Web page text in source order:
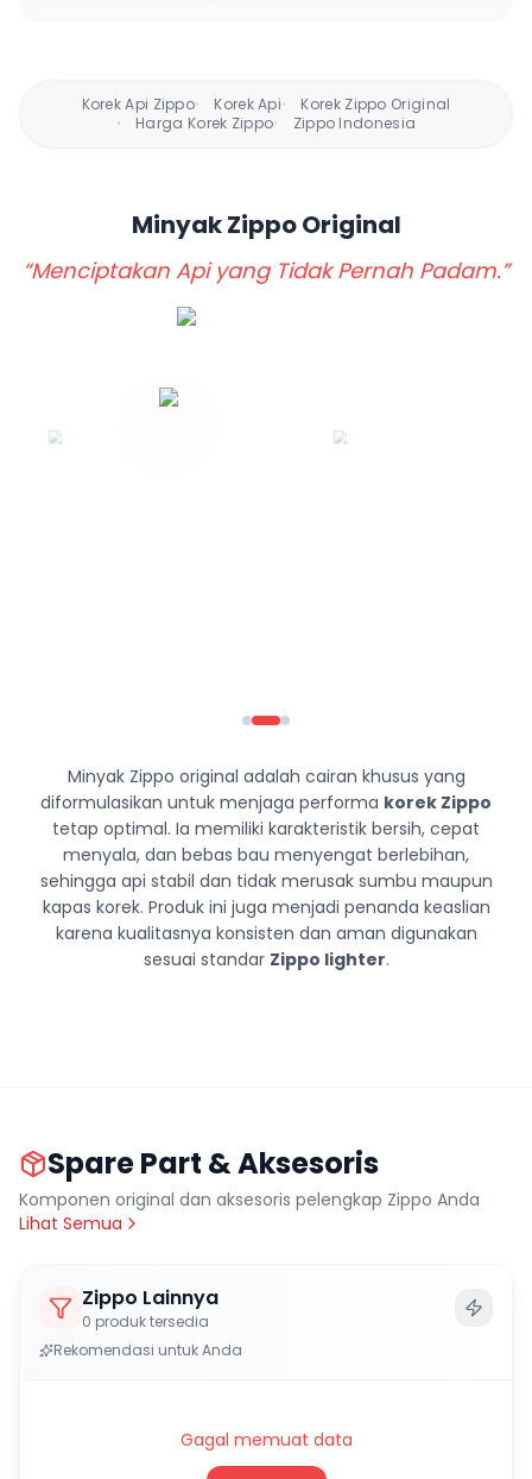
Korek Api Zippo• Korek Api• Korek Zippo Original
• Harga Korek Zippo• Zippo Indonesia
Minyak ZippoOriginal
“Menciptakan Api yang Tidak Pernah Padam.”
Minyak Zippo original adalah cairan khusus yang
diformulasikan untuk menjaga performa korek Zippo
tetap optimal. Ia memiliki karakteristik bersih, cepat
menyala, dan bebas bau menyengat berlebihan,
sehingga api stabil dan tidak merusak sumbu maupun
kapas korek. Produk ini juga menjadi penanda keaslian
karena kualitasnya konsisten dan aman digunakan
sesuai standar Zippo lighter.
Spare Part & Aksesoris
Komponen original dan aksesoris pelengkap Zippo Anda
Lihat Semua
Zippo Lainnya
0 produk tersedia
Rekomendasi untuk Anda
Gagal memuat data